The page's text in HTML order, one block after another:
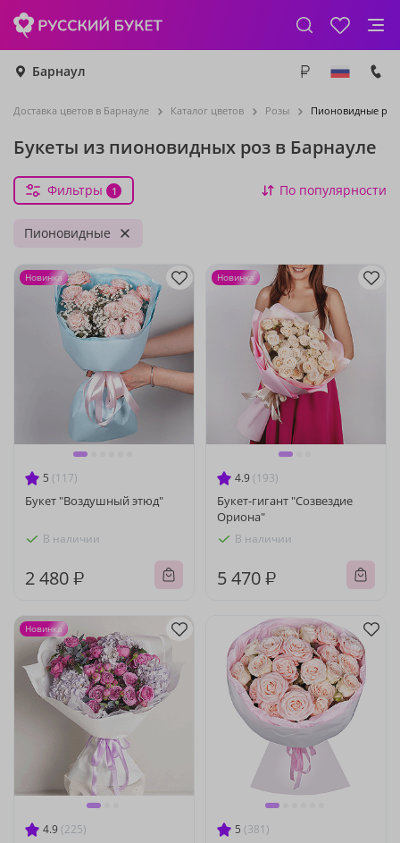
Барнаул
Доставка цветов в Барнауле Каталог цветов Розы Пионовидные
Букеты из пионовидных роз в Барнауле
Фильтры 1 По популярности
Пионовидные
5 (117)
Букет "Воздушный этюд"
В наличии
2 480 ₽
Новинка
4.9 (193)
Букет-гигант "Созвездие
Ориона"
В наличии
5 470 ₽
Новинка
4.9 (225)
Новинка
5 (381)